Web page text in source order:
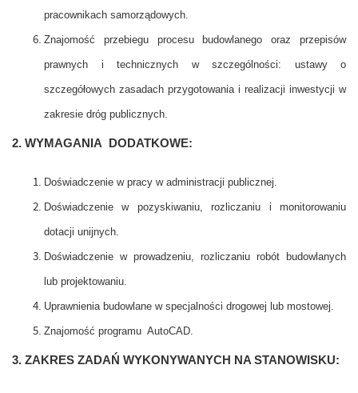
pracownikach samorządowych.
Znajomość przebiegu procesu budowlanego oraz przepisów
prawnych i technicznych w szczególności: ustawy o
szczegółowych zasadach przygotowania i realizacji inwestycji w
zakresie dróg publicznych.
2. WYMAGANIA DODATKOWE:
Doświadczenie w pracy w administracji publicznej.
Doświadczenie w pozyskiwaniu, rozliczaniu i monitorowaniu
dotacji unijnych.
Doświadczenie w prowadzeniu, rozliczaniu robót budowlanych
lub projektowaniu.
Uprawnienia budowlane w specjalności drogowej lub mostowej.
Znajomość programu AutoCAD.
3. ZAKRES ZADAŃ WYKONYWANYCH NA STANOWISKU: